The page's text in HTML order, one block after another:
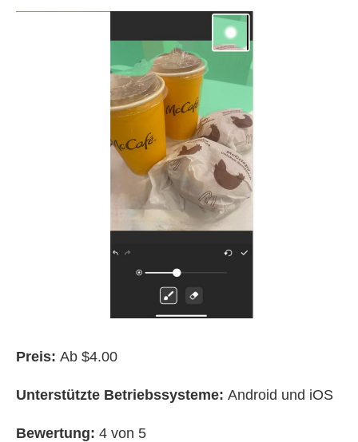
Preis: Ab $4.00
Unterstützte Betriebssysteme: Android und iOS
Bewertung: 4 von 5